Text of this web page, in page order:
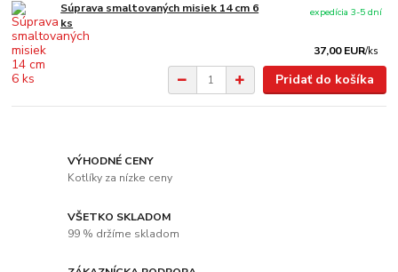
Súprava smaltovaných misiek 14 cm 6
ks
37,00 EUR/ks
expedícia 3-5 dní
Pridať do košíka
VÝHODNÉ CENY
Kotlíky za nízke ceny
VŠETKO SKLADOM
99 % držíme skladom